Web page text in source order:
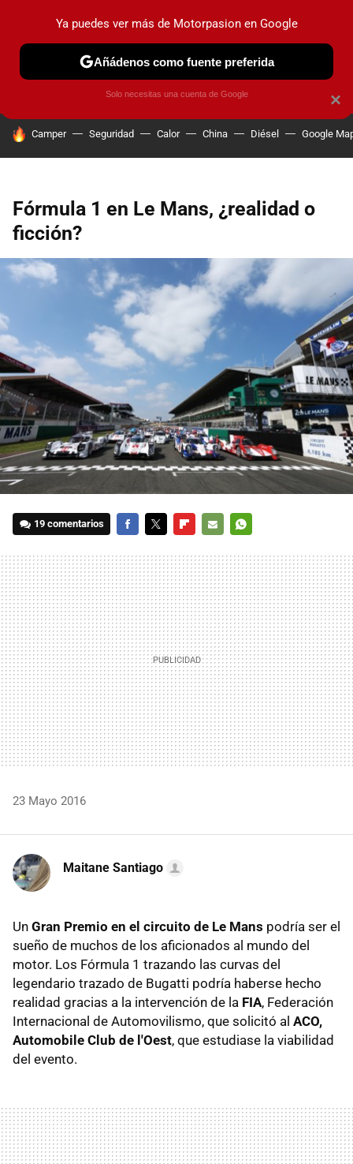
PRUEBAS COCHES ELÉCTRICOS OBSERVATORIO
HOY SE HABLA DE
Camper Seguridad Calor China Diésel Google
Fórmula 1 en Le Mans, ¿realidad o
ficción?
19 comentarios
MAIL
23 Mayo 2016
Maitane Santiago
Un Gran Premio en el circuito de Le Mans podría ser el
sueño de muchos de los aficionados al mundo del
motor. Los Fórmula 1 trazando las curvas del
legendario trazado de Bugatti podría haberse hecho
realidad gracias a la intervención de la FIA, Federación
Internacional de Automovilismo, que solicitó al ACO,
Automobile Club de l'Oest, que estudiase la viabilidad
del evento.
×
Ya puedes ver más de Motorpasion en Google
Añádenos como fuente preferida
Solo necesitas una cuenta de Google